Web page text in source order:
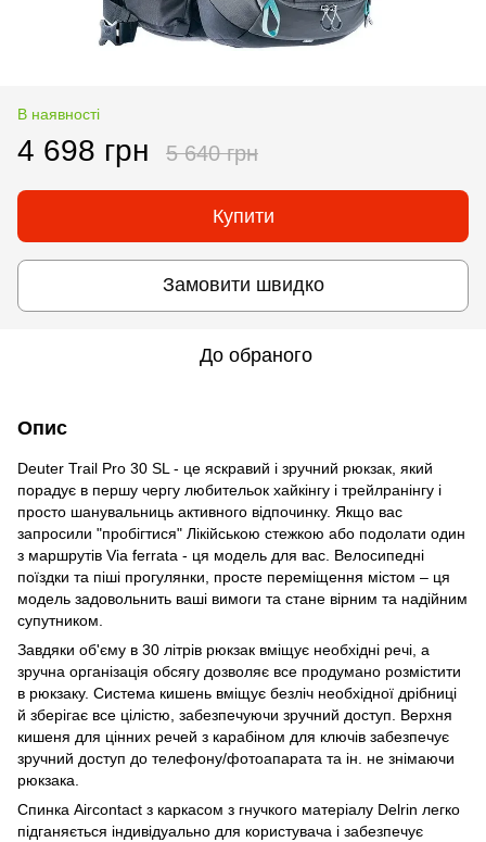
В наявності
4 698 грн 5 640 грн
Купити
Замовити швидко
До обраного
Опис
Deuter Trail Pro 30 SL - це яскравий і зручний рюкзак, який
порадує в першу чергу любительок хайкінгу і трейлранінгу і
просто шанувальниць активного відпочинку. Якщо вас
запросили "пробігтися" Лікійською стежкою або подолати один
з маршрутів Via ferrata - ця модель для вас. Велосипедні
поїздки та піші прогулянки, просте переміщення містом – ця
модель задовольнить ваші вимоги та стане вірним та надійним
супутником.
Завдяки об'єму в 30 літрів рюкзак вміщує необхідні речі, а
зручна організація обсягу дозволяє все продумано розмістити
в рюкзаку. Система кишень вміщує безліч необхідної дрібниці
й зберігає все цілістю, забезпечуючи зручний доступ. Верхня
кишеня для цінних речей з карабіном для ключів забезпечує
зручний доступ до телефону/фотоапарата та ін. не знімаючи
рюкзака.
Спинка Aircontact з каркасом з гнучкого матеріалу Delrin легко
підганяється індивідуально для користувача і забезпечує